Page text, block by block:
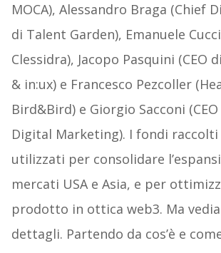
MOCA), Alessandro Braga (Chief
di Talent Garden), Emanuele
Clessidra), Jacopo Pasquini (CEO
& in:ux) e Francesco Pezcoller
Bird&Bird) e Giorgio Sacconi (CEO
Digital Marketing). I fondi raccolti
utilizzati per consolidare
mercati USA e Asia, e per
prodotto in ottica web3. Ma
dettagli. Partendo da cos’è e